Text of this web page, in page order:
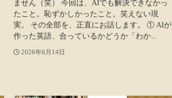
ません（笑） 今回は、AIでも解決できなかっ
たこと。恥ずかしかったこと。笑えない現
実。 その全部を、正直にお話します。 ① AIが
作った英語、合っているかどうか「わか...
2026年6月14日